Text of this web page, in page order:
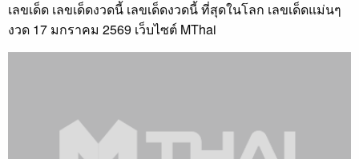
เลขเด็ด เลขเด็ดงวดนี้ เลขเด็ดงวดนี้ ที่สุดในโลก เลขเด็ดแม่นๆ
งวด 17 มกราคม 2569 เว็บไซต์ MThai